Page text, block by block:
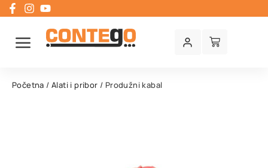
Početna /Alati i pribor / Produžni kabal